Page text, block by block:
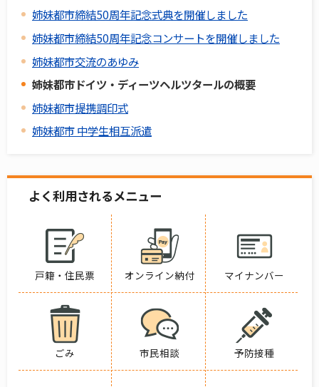
姉妹都市締結50周年記念式典を開催しました
姉妹都市締結50周年記念コンサートを開催しました
姉妹都市交流のあゆみ
姉妹都市ドイツ・ディーツヘルツタールの概要
姉妹都市提携調印式
姉妹都市 中学生相互派遣
よく利用されるメニュー
戸籍・住民票 オンライン納付 マイナンバー
ごみ 市民相談 予防接種